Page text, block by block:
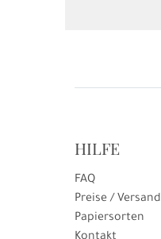
HILFE
FAQ
Preise / Versand
Papiersorten